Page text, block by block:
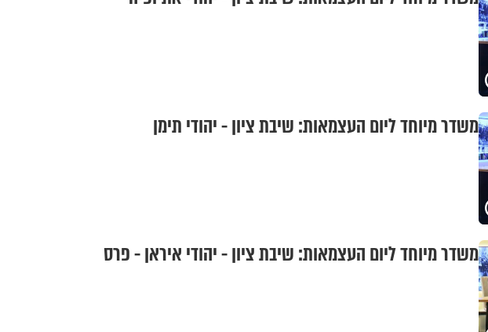
משדר מיוחד ליום העצמאות: שיבת ציון - יהודי תימן
משדר מיוחד ליום העצמאות: שיבת ציון - יהודי איראן - פרס